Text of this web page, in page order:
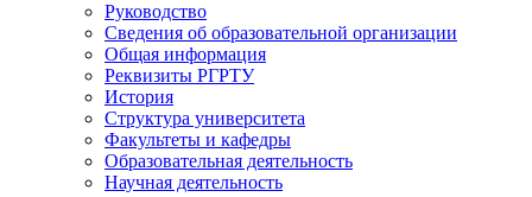
Руководство
Сведения об образовательной организации
Общая информация
Реквизиты РГРТУ
История
Структура университета
Факультеты и кафедры
Образовательная деятельность
Научная деятельность